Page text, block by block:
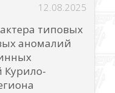
12.08.2025
типовых
аномалий
Курило-